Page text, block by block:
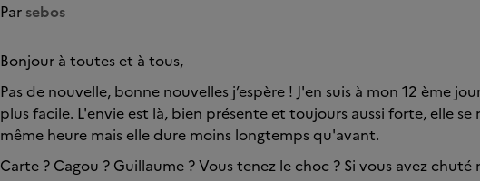
Par sebos
Bonjour à toutes et à tous,
Pas de nouvelle, bonne nouvelles j’espère ! J'en suis à mon 12 ème
plus facile. L'envie est là, bien présente et toujours aussi forte, elle
même heure mais elle dure moins longtemps qu'avant.
Carte ? Cagou ? Guillaume ? Vous tenez le choc ? Si vous avez